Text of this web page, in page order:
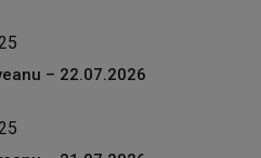
– 22.07.2026